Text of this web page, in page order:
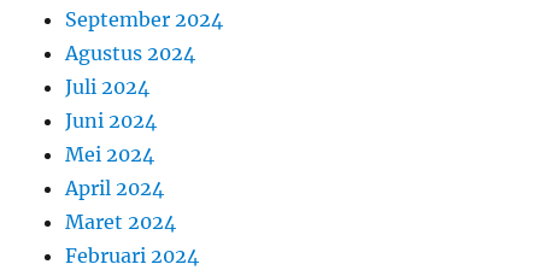
September 2024
Agustus 2024
Juli 2024
Juni 2024
Mei 2024
April 2024
Maret 2024
Februari 2024